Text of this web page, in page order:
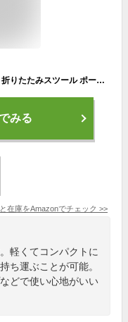
ALEVMOOM 折りたたみ椅子 折り畳み椅子 折りたたみスツール ポータブル 伸縮スツール 簡易 耐荷重200ｋｇ収納 便利 コンパクト 持ち運び 高さ調節 アウトドア ゴルフ観戦 釣り キャンプ バーベキュー 運動会 レジャー オシャレ 肩掛け 軽量 伸縮式 ポータブル式 (黒)
みる
在庫をAmazonでチェック >>
軽くてコンパクトに
ち運ぶことが可能。
どで使い心地がいい